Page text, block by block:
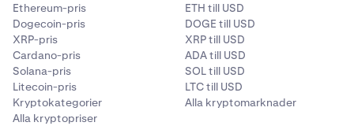
Ethereum-pris
Dogecoin-pris
XRP-pris
Cardano-pris
Solana-pris
Litecoin-pris
Kryptokategorier
Alla kryptopriser
ETH till USD
DOGE till USD
XRP till USD
ADA till USD
SOL till USD
LTC till USD
Alla kryptomarknader